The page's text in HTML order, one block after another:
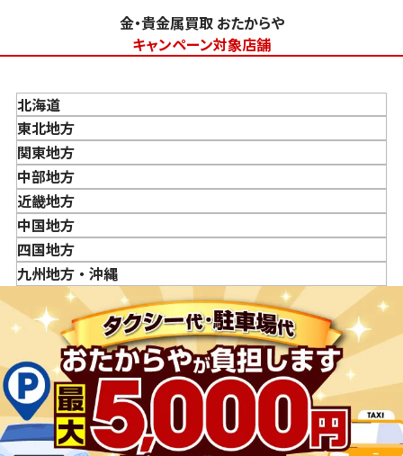
大判・小判、外国金貨、古銭やコインなども買取してもら
「金・貴金属の査定」にはどれくらい時間がかかります
「金・貴金属の買取価格」はどうやって決まりますか？
金・貴金属はいつ売るのがポイント？日によって買取価格
が違うって本当ですか？
貴金属の売り時はいつですか？
金・貴金属買取 おたからや
キャンペーン対象店舗
北海道
東北地方
青森県
岩手県
宮城県
秋田県
山形県
福島県
関東地方
東京都
神奈川県
埼玉県
千葉県
茨城県
栃木県
群馬県
中部地方
新潟県
富山県
石川県
山梨県
長野県
岐阜県
静岡県
愛知県
近畿地方
三重県
滋賀県
京都府
兵庫県
奈良県
和歌山県
中国地方
鳥取県
島根県
広島県
山口県
四国地方
徳島県
愛媛県
九州地方・沖縄
佐賀県
長崎県
熊本県
大分県
宮崎県
鹿児島県